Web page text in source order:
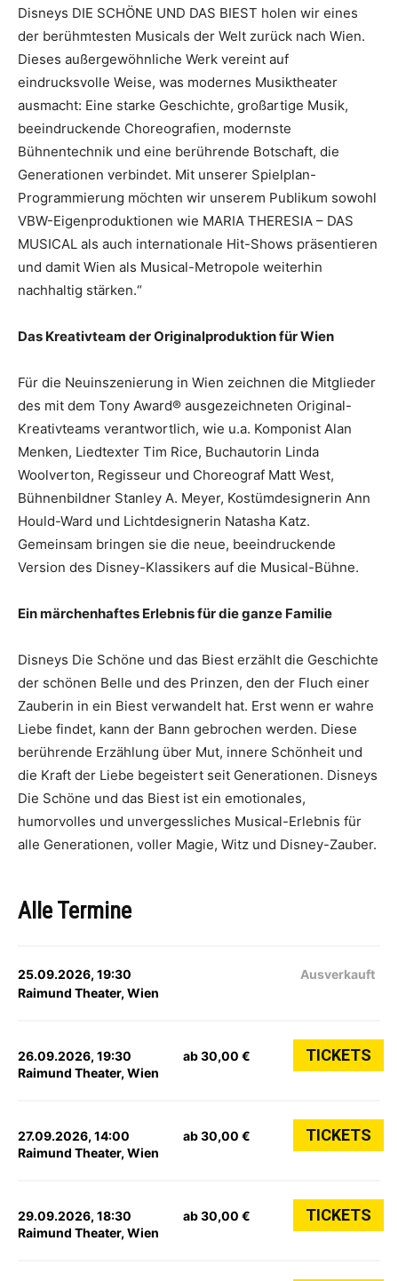
Disneys DIE SCHÖNE UND DAS BIEST holen wir eines
der berühmtesten Musicals der Welt zurück nach Wien.
Dieses außergewöhnliche Werk vereint auf
eindrucksvolle Weise, was modernes Musiktheater
ausmacht: Eine starke Geschichte, großartige Musik,
beeindruckende Choreografien, modernste
Bühnentechnik und eine berührende Botschaft, die
Generationen verbindet. Mit unserer Spielplan-
Programmierung möchten wir unserem Publikum sowohl
VBW-Eigenproduktionen wie MARIA THERESIA – DAS
MUSICAL als auch internationale Hit-Shows präsentieren
und damit Wien als Musical-Metropole weiterhin
nachhaltig stärken.“
Das Kreativteam der Originalproduktion für Wien
Für die Neuinszenierung in Wien zeichnen die Mitglieder
des mit dem Tony Award® ausgezeichneten Original-
Kreativteams verantwortlich, wie u.a. Komponist Alan
Menken, Liedtexter Tim Rice, Buchautorin Linda
Woolverton, Regisseur und Choreograf Matt West,
Bühnenbildner Stanley A. Meyer, Kostümdesignerin Ann
Hould-Ward und Lichtdesignerin Natasha Katz.
Gemeinsam bringen sie die neue, beeindruckende
Version des Disney-Klassikers auf die Musical-Bühne.
Ein märchenhaftes Erlebnis für die ganze Familie
Disneys Die Schöne und das Biest erzählt die Geschichte
der schönen Belle und des Prinzen, den der Fluch einer
Zauberin in ein Biest verwandelt hat. Erst wenn er wahre
Liebe findet, kann der Bann gebrochen werden. Diese
berührende Erzählung über Mut, innere Schönheit und
die Kraft der Liebe begeistert seit Generationen. Disneys
Die Schöne und das Biest ist ein emotionales,
humorvolles und unvergessliches Musical-Erlebnis für
alle Generationen, voller Magie, Witz und Disney-Zauber.
Alle Termine
25.09.2026, 19:30
Raimund Theater, Wien
Ausverkauft
26.09.2026, 19:30
Raimund Theater, Wien
ab 30,00 € TICKETS
27.09.2026, 14:00
Raimund Theater, Wien
ab 30,00 € TICKETS
29.09.2026, 18:30
Raimund Theater, Wien
ab 30,00 € TICKETS